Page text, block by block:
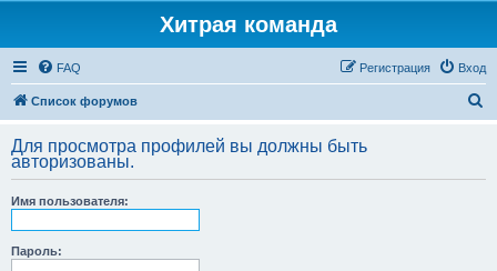
Хитрая команда
FAQ Вход
Регистрация
Список форумов
с
Для просмотра профилей вы должны быть
авторизованы.
Имя пользователя:
Пароль: